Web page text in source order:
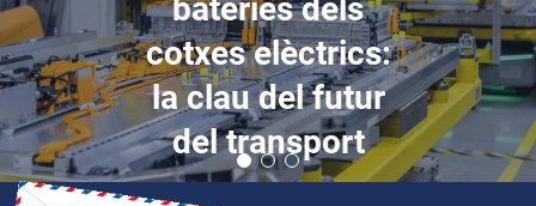
bateries dels
cotxes elèctrics:
la clau del futur
del transport